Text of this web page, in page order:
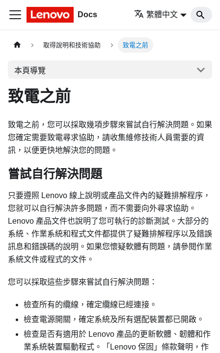
Docs 繁體中文
取得說明和技術協助 致電之前
本頁導覽
致電之前
致電之前，您可以採取幾項步驟來嘗試自行解決問題。如果
您確定需要致電尋求協助，請收集維修技術人員需要的資
訊，以便更快地解決您的問題。
嘗試自行解決問題
只要遵照 Lenovo 線上說明或產品文件內的疑難排解程序，
您就可以自行解決許多問題，而不需要向外尋求協助。
Lenovo 產品文件也說明了您可執行的診斷測試。大部分的
系統、作業系統和程式文件都提供了疑難排解程序以及錯誤
訊息和錯誤碼的說明。如果您懷疑軟體有問題，請參閱作業
系統文件或程式的文件。
您可以採取這些步驟來嘗試自行解決問題：
檢查所有的纜線，確定纜線已經連接。
檢查電源開關，確定系統及所有選配裝置都已開啟。
檢查是否有適用於 Lenovo 產品的更新軟體、韌體和作
業系統裝置驅動程式。「Lenovo 保固」條款聲明，作